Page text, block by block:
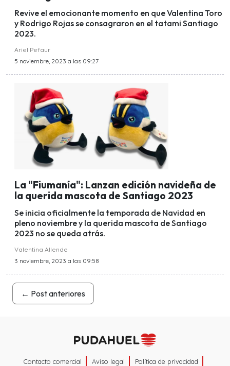
Revive el emocionante momento en que Valentina Toro
y Rodrigo Rojas se consagraron en el tatami Santiago
2023.
Ariel Pefaur
5 noviembre, 2023 a las 09:27
La "Fiumanía": Lanzan edición navideña de
la querida mascota de Santiago 2023
Se inicia oficialmente la temporada de Navidad en
pleno noviembre y la querida mascota de Santiago
2023 no se queda atrás.
Valentina Allende
3 noviembre, 2023 a las 09:58
← Post anteriores
Contacto comercial Aviso legal Política de privacidad